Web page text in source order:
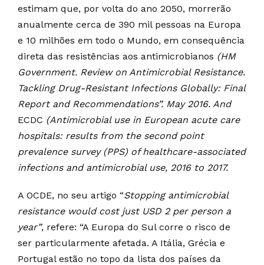
estimam que, por volta do ano 2050, morrerão
anualmente cerca de 390 mil pessoas na Europa
e 10 milhões em todo o Mundo, em consequência
direta das resistências aos antimicrobianos (HM
Government. Review on Antimicrobial Resistance.
Tackling Drug-Resistant Infections Globally: Final
Report and Recommendations”. May 2016. And
ECDC (Antimicrobial use in European acute care
hospitals: results from the second point
prevalence survey (PPS) of healthcare-associated
infections and antimicrobial use, 2016 to 2017.
A OCDE, no seu artigo “Stopping antimicrobial
resistance would cost just USD 2 per person a
year”, refere: “A Europa do Sul corre o risco de
ser particularmente afetada. A Itália, Grécia e
Portugal estão no topo da lista dos países da